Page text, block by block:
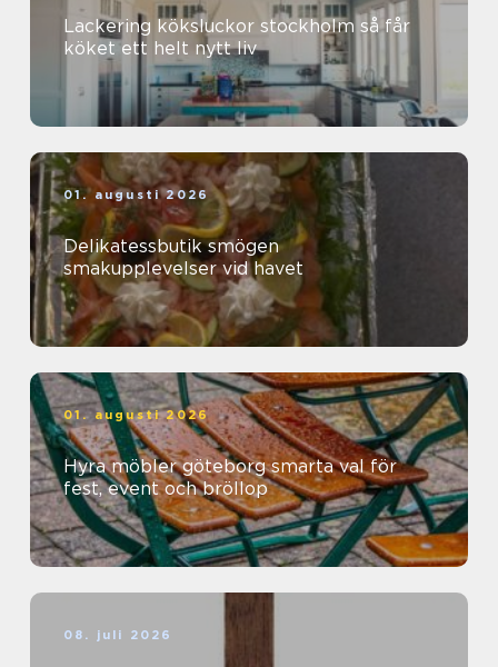
Lackering köksluckor stockholm så får
köket ett helt nytt liv
01. augusti 2026
Delikatessbutik smögen
smakupplevelser vid havet
01. augusti 2026
Hyra möbler göteborg smarta val för
fest, event och bröllop
08. juli 2026